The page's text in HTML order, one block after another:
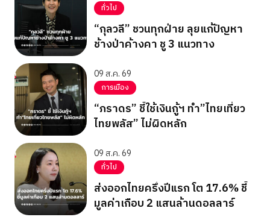
ทั่วไป
“กุลวลี” ชวนทุกฝ่าย ลุยแก้ปัญหา
ช้างป่าค้างคา ชู 3 แนวทาง
09 ส.ค. 69
การเมือง
“ภราดร” ชี้ใช้เงินกู้ฯ ทำ”ไทยเที่ยว
ไทยพลัส” ไม่ผิดหลัก
09 ส.ค. 69
ทั่วไป
ส่งออกไทยครึ่งปีแรก โต 17.6% ชี้
มูลค่าเกือบ 2 แสนล้านดอลลาร์